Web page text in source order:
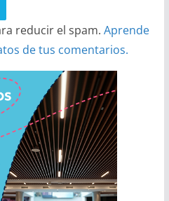
reducir el spam. Aprende
de tus comentarios.